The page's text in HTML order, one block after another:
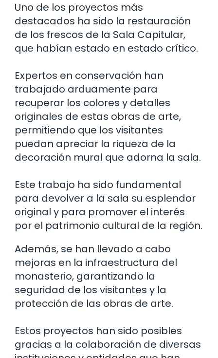
Uno de los proyectos más
destacados ha sido la restauración
de los frescos de la Sala Capitular,
que habían estado en estado crítico.
Expertos en conservación han
trabajado arduamente para
recuperar los colores y detalles
originales de estas obras de arte,
permitiendo que los visitantes
puedan apreciar la riqueza de la
decoración mural que adorna la sala.
Este trabajo ha sido fundamental
para devolver a la sala su esplendor
original y para promover el interés
por el patrimonio cultural de la región.
Además, se han llevado a cabo
mejoras en la infraestructura del
monasterio, garantizando la
seguridad de los visitantes y la
protección de las obras de arte.
Estos proyectos han sido posibles
gracias a la colaboración de diversas